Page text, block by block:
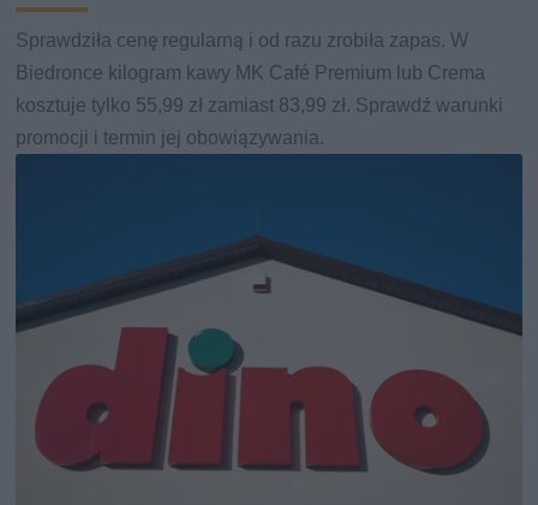
Sprawdziła cenę regularną i od razu zrobiła zapas. W
Biedronce kilogram kawy MK Café Premium lub Crema
kosztuje tylko 55,99 zł zamiast 83,99 zł. Sprawdź warunki
promocji i termin jej obowiązywania.